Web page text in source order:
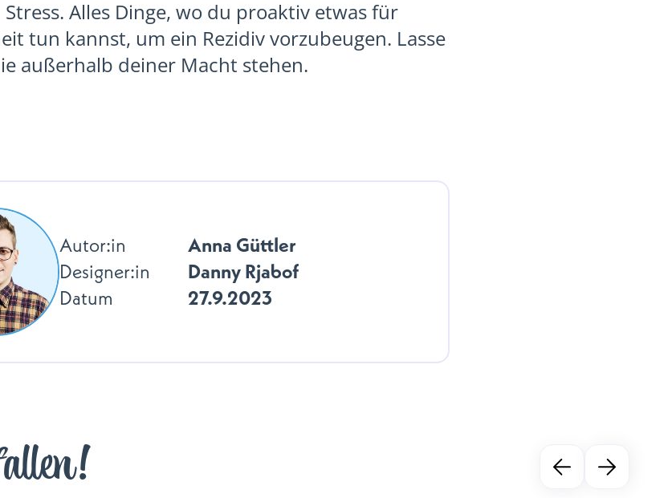
Alles Dinge, wo du proaktiv etwas für
tun kannst, um ein Rezidiv vorzubeugen. Lasse
außerhalb deiner Macht stehen.
Autor:in Anna Güttler
Designer:in Danny Rjabof
Datum 27.9.2023